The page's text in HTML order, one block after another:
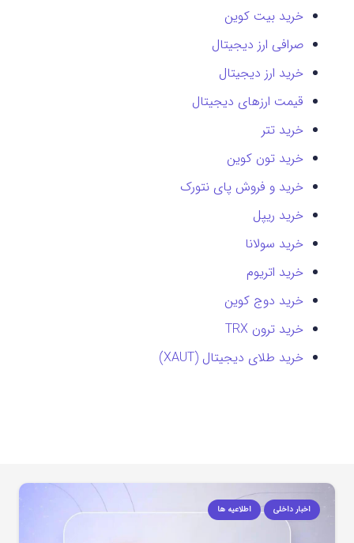
خرید بیت کوین
صرافی ارز دیجیتال
خرید ارز دیجیتال
قیمت ارزهای دیجیتال
خرید تتر
خرید تون کوین
خرید و فروش پای نتورک
خرید ریپل
خرید سولانا
خرید اتریوم
خرید دوج کوین
خرید ترون TRX
خرید طلای دیجیتال (XAUT)
اخبار داخلی اطلاعیه ها